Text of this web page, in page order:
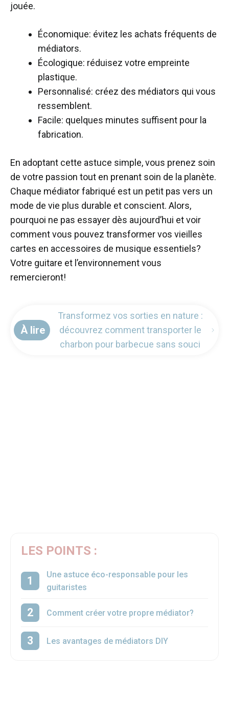
jouée.
Économique: évitez les achats fréquents de
médiators.
Écologique: réduisez votre empreinte
plastique.
Personnalisé: créez des médiators qui vous
ressemblent.
Facile: quelques minutes suffisent pour la
fabrication.
En adoptant cette astuce simple, vous prenez soin
de votre passion tout en prenant soin de la planète.
Chaque médiator fabriqué est un petit pas vers un
mode de vie plus durable et conscient. Alors,
pourquoi ne pas essayer dès aujourd’hui et voir
comment vous pouvez transformer vos vieilles
cartes en accessoires de musique essentiels?
Votre guitare et l’environnement vous
remercieront!
À lire
Transformez vos sorties en nature :
découvrez comment transporter le
charbon pour barbecue sans souci
LES POINTS :
Une astuce éco-responsable pour les
guitaristes
Comment créer votre propre médiator?
Les avantages de médiators DIY